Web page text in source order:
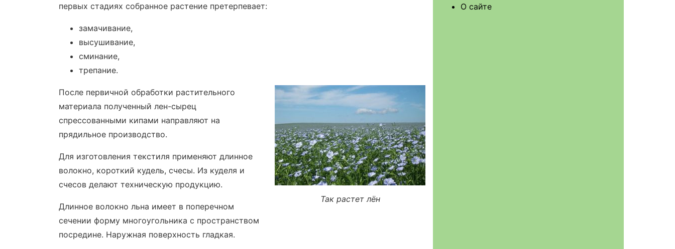
первых стадиях собранное растение претерпевает:
замачивание,
высушивание,
сминание,
трепание.
Так растет лён
После первичной обработки растительного
материала полученный лен-сырец
спрессованными кипами направляют на
прядильное производство.
Для изготовления текстиля применяют длинное
волокно, короткий кудель, счесы. Из куделя и
счесов делают техническую продукцию.
Длинное волокно льна имеет в поперечном
сечении форму многоугольника с пространством
посредине. Наружная поверхность гладкая.
О сайте